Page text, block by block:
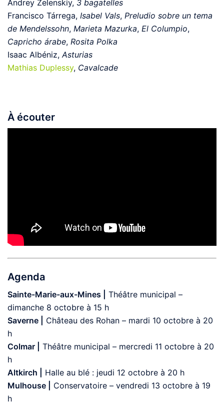
Andrey Zelenskiy, 3 bagatelles
Francisco Tárrega, Isabel Vals, Preludio sobre un tema
de Mendelssohn, Marieta Mazurka, El Columpio,
Capricho árabe, Rosita Polka
Isaac Albéniz,Asturias
Mathias Duplessy, Cavalcade
À écouter
Agenda
Sainte-Marie-aux-Mines |
Théâtre municipal –
dimanche 8 octobre à 15 h
Saverne |
Château des Rohan – mardi 10 octobre à 20
h
Colmar |
Théâtre municipal – mercredi 11 octobre à 20
h
Altkirch |
Halle au blé : jeudi 12 octobre à 20 h
Mulhouse |
Conservatoire – vendredi 13 octobre à 19
h